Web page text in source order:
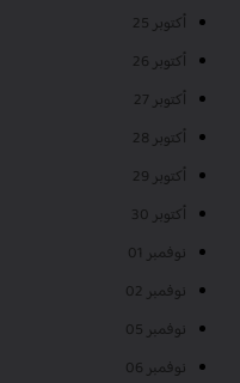
أكتوبر 25
أكتوبر 26
أكتوبر 27
أكتوبر 28
أكتوبر 29
أكتوبر 30
نوفمبر 01
نوفمبر 02
نوفمبر 05
نوفمبر 06